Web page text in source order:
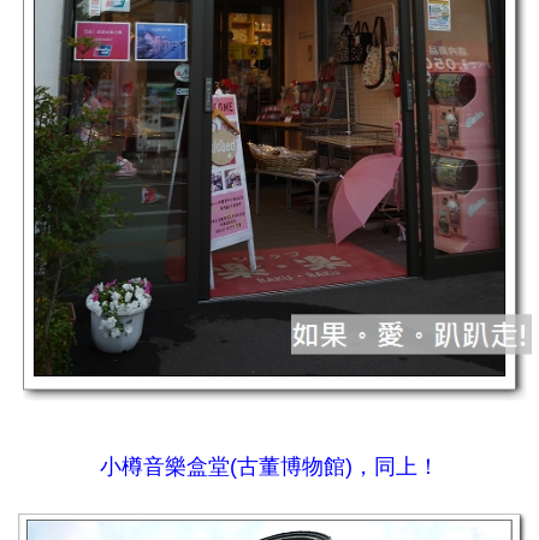
小樽音樂盒堂(古董博物館)，同上！